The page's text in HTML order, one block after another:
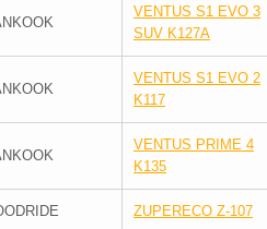
VENTUS S1 EVO 3
SUV K127A
VENTUS S1 EVO 2
K117
VENTUS PRIME 4
K135
ZUPERECO Z-107